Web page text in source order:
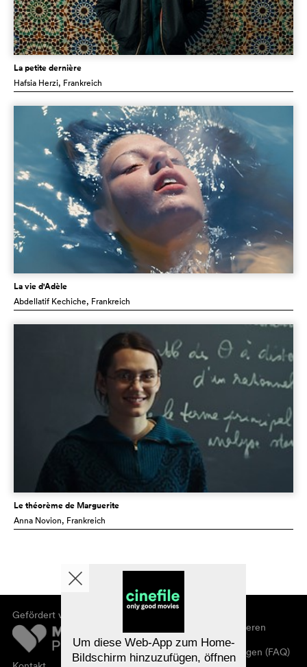
La petite dernière
Hafsia Herzi, Frankreich
La vie d'Adèle
Abdellatif Kechiche, Frankreich
Le théorème de Marguerite
Anna Novion, Frankreich
Gefördert von
Registrieren/abonnieren
Newsletter
Häufig gestellte Fragen (FAQ)
Um diese Web-App zum Home-
Bildschirm hinzuzufügen, öffnen